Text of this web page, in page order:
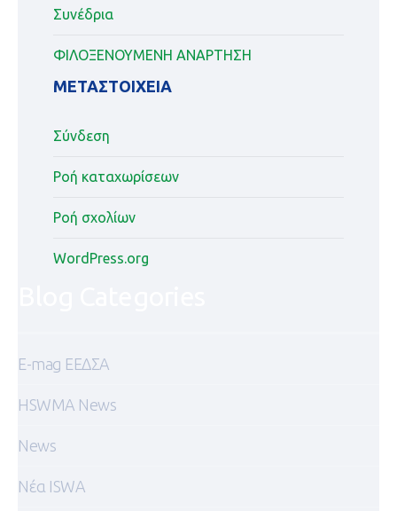
Συνέδρια
ΦΙΛΟΞΕΝΟΥΜΕΝΗ ΑΝΑΡΤΗΣΗ
ΜΕΤΑΣΤΟΙΧΕΊΑ
Σύνδεση
Ροή καταχωρίσεων
Ροή σχολίων
WordPress.org
E-mag ΕΕΔΣΑ
HSWMA News
News
Nέα ISWA